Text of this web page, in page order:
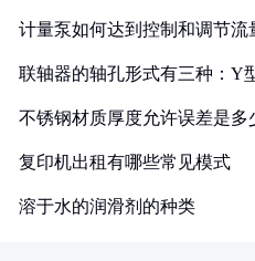
计量泵如何达到控制和调节流
联轴器的轴孔形式有三种：Y
不锈钢材质厚度允许误差是多
复印机出租有哪些常见模式
溶于水的润滑剂的种类